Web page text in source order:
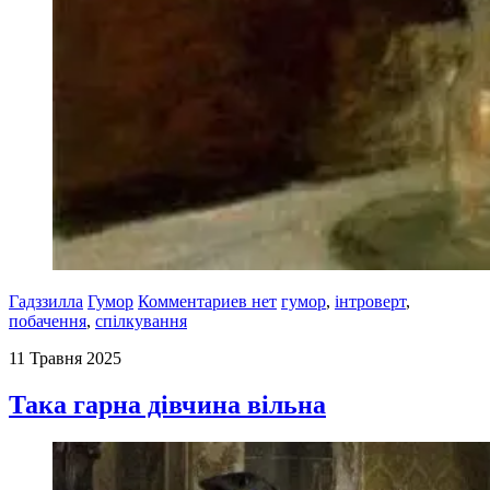
Гадззилла Гумор Комментариев нет гумор, інтроверт,
побачення, спілкування
11 Травня 2025
Така гарна дівчина вільна